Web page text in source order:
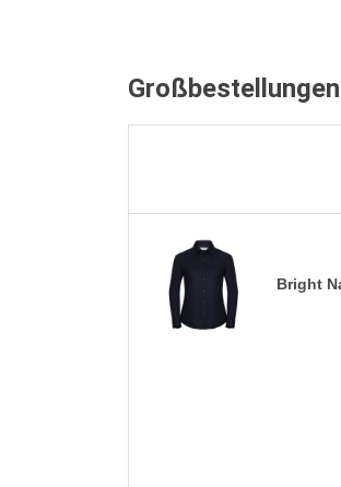
Großbestellungen
Bright